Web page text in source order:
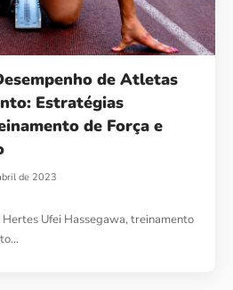
de Atletas
Estratégias
de Força e
de 2023
Ufei Hassegawa, treinamento